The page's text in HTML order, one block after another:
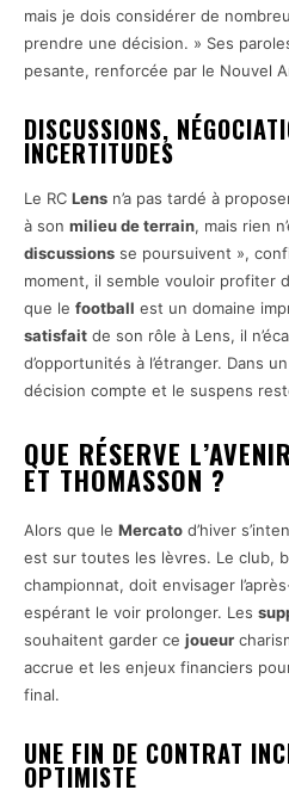
mais je dois considérer de
prendre une décision. » Ses
pesante, renforcée par le Nouvel
DISCUSSIONS,
INCERTITUDES
Le RC Lens n’a pas tardé à
à son milieu de terrain, mais rien
discussions se poursuivent »,
moment, il semble vouloir profiter
que le football est un domaine
satisfait de son rôle à Lens, il
d’opportunités à l’étranger. Dans un
décision compte et le suspens
QUE RÉSERVE
ET THOMASSON ?
Alors que le Mercato d’hiver
est sur toutes les lèvres. Le club,
championnat, doit envisager
espérant le voir prolonger. Les
souhaitent garder ce joueur
accrue et les enjeux financiers
final.
UNE FIN DE CONTRAT
OPTIMISTE